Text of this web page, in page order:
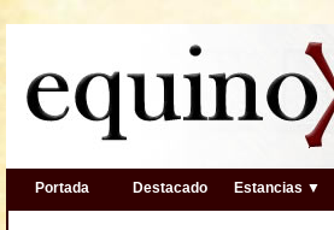
Portada Destacado Estancias ▼